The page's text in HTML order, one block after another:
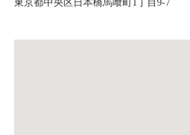
東京都中央区日本橋馬喰町1丁目9-7